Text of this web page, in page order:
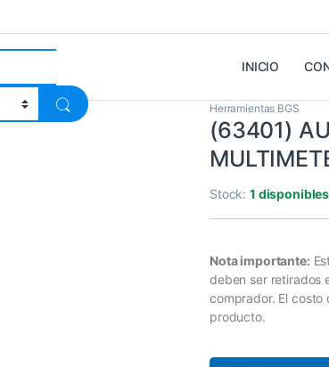
INICIO
Herramientas BGS
(63401)
Stock:1 disponibles
Nota importante:
deben ser retirados
comprador. El
producto.